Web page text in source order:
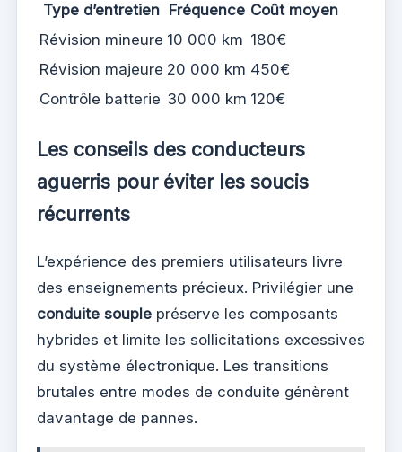
Type d’entretien Fréquence Coût moyen
Révision mineure 10 000 km 180€
Révision majeure 20 000 km 450€
Contrôle batterie 30 000 km 120€
Les conseils des conducteurs
aguerris pour éviter les soucis
récurrents
L’expérience des premiers utilisateurs livre
des enseignements précieux. Privilégier une
conduite souple préserve les composants
hybrides et limite les sollicitations excessives
du système électronique. Les transitions
brutales entre modes de conduite génèrent
davantage de pannes.